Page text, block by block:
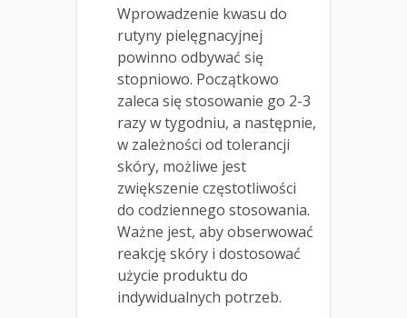
Wprowadzenie kwasu do
rutyny pielęgnacyjnej
powinno odbywać się
stopniowo. Początkowo
zaleca się stosowanie go 2-3
razy w tygodniu, a następnie,
w zależności od tolerancji
skóry, możliwe jest
zwiększenie częstotliwości
do codziennego stosowania.
Ważne jest, aby obserwować
reakcję skóry i dostosować
użycie produktu do
indywidualnych potrzeb.